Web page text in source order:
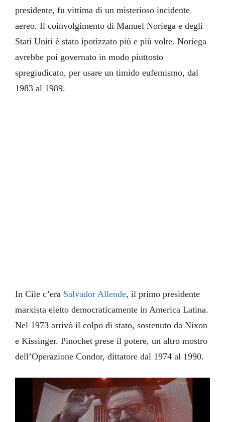
presidente, fu vittima di un misterioso incidente
aereo. Il coinvolgimento di Manuel Noriega e degli
Stati Uniti è stato ipotizzato più e più volte. Noriega
avrebbe poi governato in modo piuttosto
spregiudicato, per usare un timido eufemismo, dal
1983 al 1989.
In Cile c’era Salvador Allende, il primo presidente
marxista eletto democraticamente in America Latina.
Nel 1973 arrivò il colpo di stato, sostenuto da Nixon
e Kissinger. Pinochet prese il potere, un altro mostro
dell’Operazione Condor, dittatore dal 1974 al 1990.